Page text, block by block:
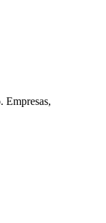
Empresas,